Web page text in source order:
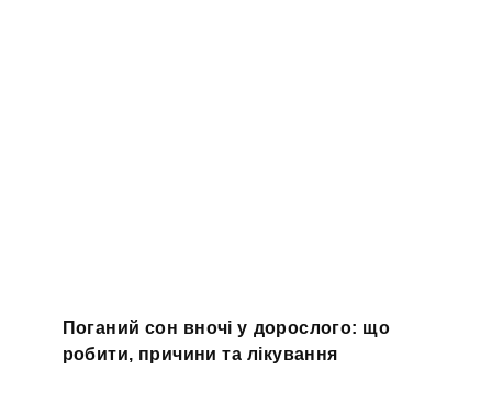
Поганий сон вночі у дорослого: що
робити, причини та лікування